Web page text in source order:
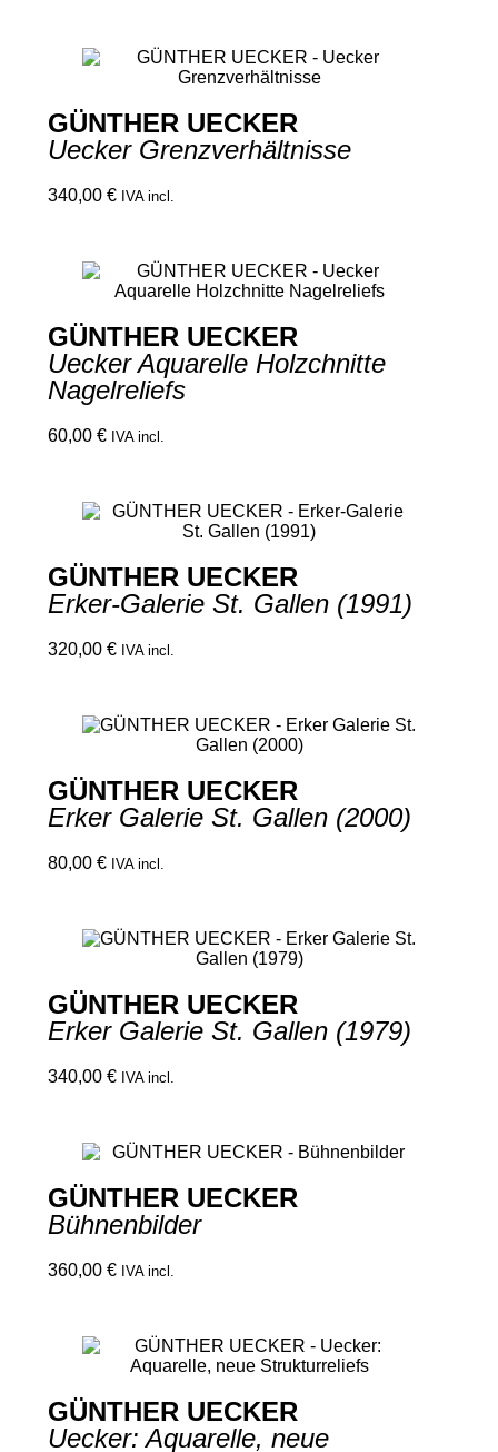
GÜNTHER UECKER
Uecker Grenzverhältnisse
340,00 € IVA incl.
GÜNTHER UECKER
Uecker Aquarelle Holzchnitte
Nagelreliefs
60,00 € IVA incl.
GÜNTHER UECKER
Erker-Galerie St. Gallen (1991)
320,00 € IVA incl.
GÜNTHER UECKER
Erker Galerie St. Gallen (2000)
80,00 € IVA incl.
GÜNTHER UECKER
Erker Galerie St. Gallen (1979)
340,00 € IVA incl.
GÜNTHER UECKER
Bühnenbilder
360,00 € IVA incl.
GÜNTHER UECKER
Uecker: Aquarelle, neue